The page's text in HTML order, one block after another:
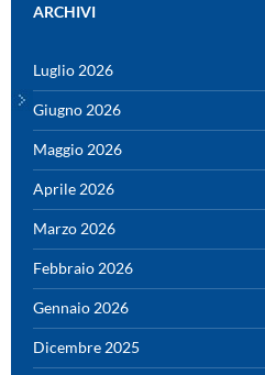
ARCHIVI
Luglio 2026
Giugno 2026
Maggio 2026
Aprile 2026
Marzo 2026
Febbraio 2026
Gennaio 2026
Dicembre 2025